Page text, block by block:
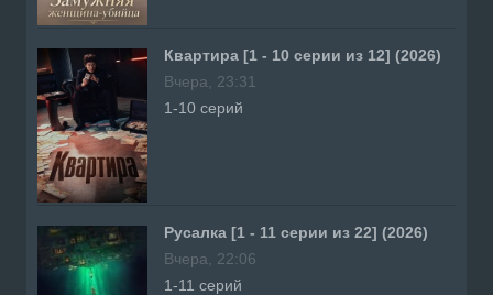
Квартира [1 - 10 серии из 12] (2026)
Вчера, 23:31
1-10 серий
Русалка [1 - 11 серии из 22] (2026)
Вчера, 22:06
1-11 серий